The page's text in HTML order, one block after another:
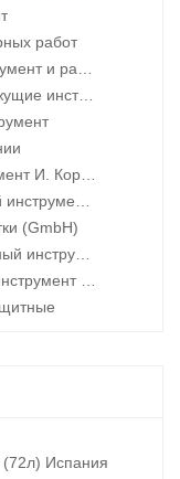
работ
материалы
(GmbH)
Испания